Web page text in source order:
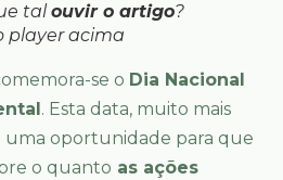
tal ouvir o artigo?
player acima
se o Dia Nacional
. Esta data, muito mais
uma oportunidade para que
o quanto as ações